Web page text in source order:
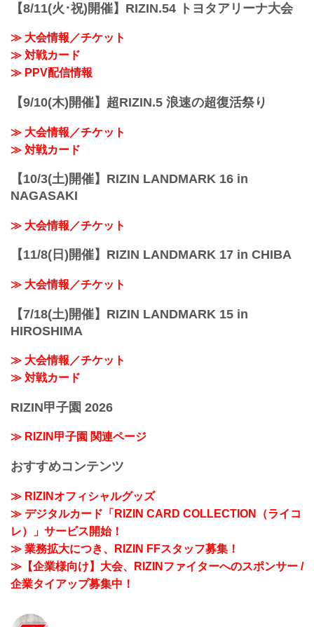
【8/11(火･祝)開催】RIZIN.54 トヨタアリーナ大会
≫ 大会情報／チケット
≫ 対戦カード
≫ PPV配信情報
【9/10(木)開催】超RIZIN.5 浪速の超復活祭り
≫ 大会情報／チケット
≫ 対戦カード
【10/3(土)開催】RIZIN LANDMARK 16 in
NAGASAKI
≫ 大会情報／チケット
【11/8(日)開催】RIZIN LANDMARK 17 in CHIBA
≫ 大会情報／チケット
【7/18(土)開催】RIZIN LANDMARK 15 in
HIROSHIMA
≫ 大会情報／チケット
≫ 対戦カード
RIZIN甲子園 2026
≫ RIZIN甲子園 関連ページ
おすすめコンテンツ
≫ RIZINオフィシャルグッズ
≫ デジタルカード「RIZIN CARD COLLECTION（ライコ
レ）」サービス開始！
≫ 業務拡大につき、RIZIN FFスタッフ募集！
≫【企業様向け】大会、RIZINファイターへのスポンサー /
企業タイアップ募集中！